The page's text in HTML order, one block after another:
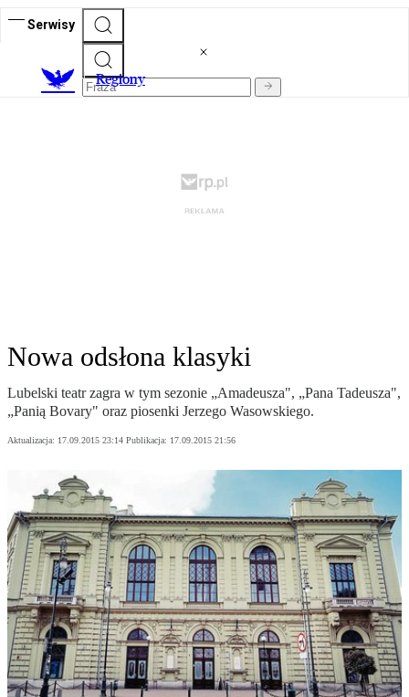
Serwisy
Regiony
Nowa odsłona klasyki
Lubelski teatr zagra w tym sezonie „Amadeusza", „Pana Tadeusza",
„Panią Bovary" oraz piosenki Jerzego Wasowskiego.
Aktualizacja: 17.09.2015 23:14 Publikacja: 17.09.2015 21:56